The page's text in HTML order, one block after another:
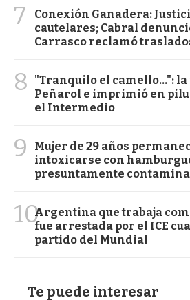
7
Conexión Ganadera:
cautelares; Cabral
Carrasco reclamó
8
"Tranquilo el camello...":
Peñarol e imprimió en
el Intermedio
9
Mujer de 29 años
intoxicarse con
presuntamente
10Argentina que trabaja
fue arrestada por el ICE
partido del Mundial
Te puede interesar